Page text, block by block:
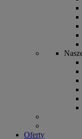
Oferty